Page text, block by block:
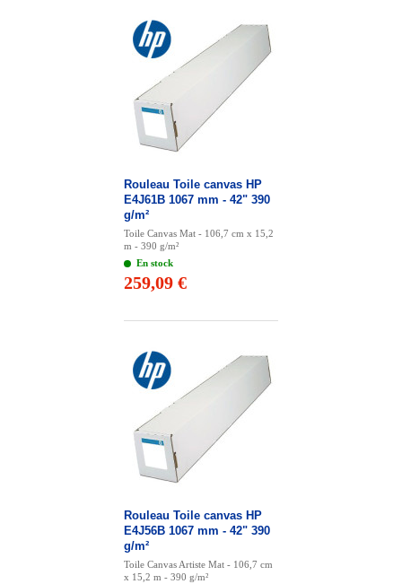
Rouleau Toile canvas HP
E4J61B 1067 mm - 42" 390
g/m²
Toile Canvas Mat - 106,7 cm x 15,2
m - 390 g/m²
En stock
259,09 €
Rouleau Toile canvas HP
E4J56B 1067 mm - 42" 390
g/m²
Toile Canvas Artiste Mat - 106,7 cm
x 15,2 m - 390 g/m²